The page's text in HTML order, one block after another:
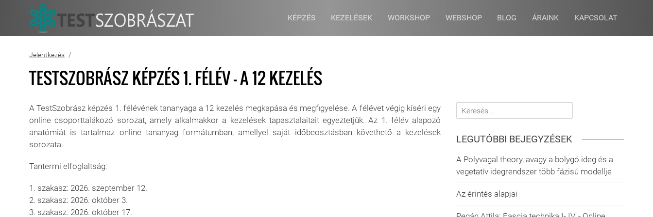
KÉPZÉS KEZELÉSEK WORKSHOP WEBSHOP BLOG ÁRAINK KAPCSOLAT
Jelentkezés
TESTSZOBRÁSZ KÉPZÉS 1. FÉLÉV - A 12 KEZELÉS
A TestSzobrász képzés 1. félévének tananyaga a 12 kezelés megkapása és megfigyelése. A félévet végig kíséri egy
online csoporttalákozó sorozat, amely alkalmakkor a kezelések tapasztalaitait egyeztetjük. Az 1. félév alapozó
anatómiát is tartalmaz online tananyag formátumban, amellyel saját időbeosztásban követhető a kezelések
sorozata.
Tantermi elfoglaltság:
1. szakasz: 2026. szeptember 12.
2. szakasz: 2026. október 3.
3. szakasz: 2026. október 17.
LEGUTÓBBI BEJEGYZÉSEK
A Polyvagal theory, avagy a bolygó ideg és a
vegetatív idegrendszer több fázisú modellje
Az érintés alapjai